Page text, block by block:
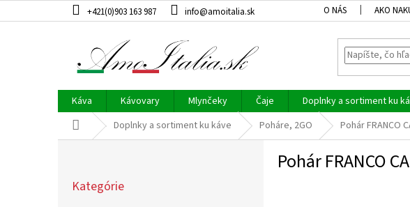
na
+421(0)903 163 987 info@amoitalia.sk O NÁS AKO
Káva Kávovary Mlynčeky Čaje Doplnky a sortiment ku
DomovDoplnky a sortiment ku káve Poháre, 2GO Pohár FRANCO
kategórie
Kategórie
Pohár FRANCO